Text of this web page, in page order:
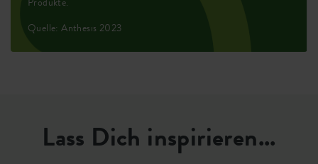
Quelle: Anthesis 2023
Lass Dich inspirieren...